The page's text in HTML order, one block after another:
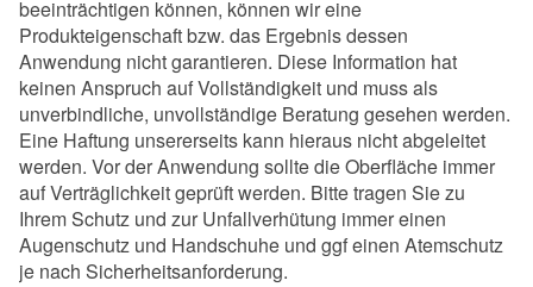
beeinträchtigen können, können wir eine
Produkteigenschaft bzw. das Ergebnis dessen
Anwendung nicht garantieren. Diese Information hat
keinen Anspruch auf Vollständigkeit und muss als
unverbindliche, unvollständige Beratung gesehen werden.
Eine Haftung unsererseits kann hieraus nicht abgeleitet
werden. Vor der Anwendung sollte die Oberfläche immer
auf Verträglichkeit geprüft werden. Bitte tragen Sie zu
Ihrem Schutz und zur Unfallverhütung immer einen
Augenschutz und Handschuhe und ggf einen Atemschutz
je nach Sicherheitsanforderung.